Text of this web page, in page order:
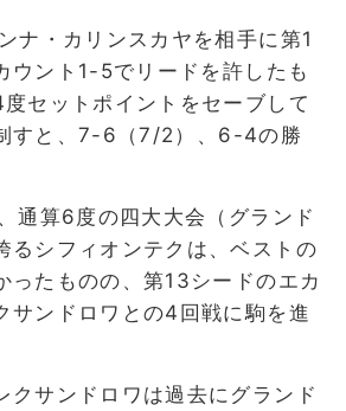
ナ・カリンスカヤを相手に第1
ウント1-5でリードを許したも
セットポイントをセーブして
すと、7-6（7/2）、6-4の勝
通算6度の四大大会（グランド
るシフィオンテクは、ベストの
ったものの、第13シードのエカ
サンドロワとの4回戦に駒を進
クサンドロワは過去にグランド